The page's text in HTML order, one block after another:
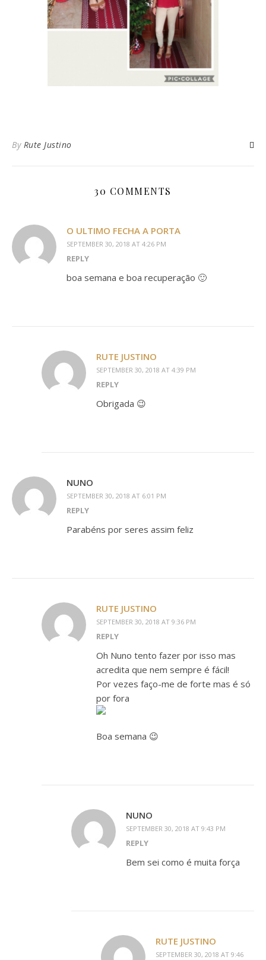
By Rute Justino
30 COMMENTS
O ULTIMO FECHA A PORTA
SEPTEMBER 30, 2018 AT 4:26 PM
REPLY
boa semana e boa recuperação 🙂
RUTE JUSTINO
SEPTEMBER 30, 2018 AT 4:39 PM
REPLY
Obrigada 😉
NUNO
SEPTEMBER 30, 2018 AT 6:01 PM
REPLY
Parabéns por seres assim feliz
RUTE JUSTINO
SEPTEMBER 30, 2018 AT 9:36 PM
REPLY
Oh Nuno tento fazer por isso mas
acredita que nem sempre é fácil!
Por vezes faço-me de forte mas é só
por fora
Boa semana 😉
NUNO
SEPTEMBER 30, 2018 AT 9:43 PM
REPLY
Bem sei como é muita força
RUTE JUSTINO
SEPTEMBER 30, 2018 AT 9:46